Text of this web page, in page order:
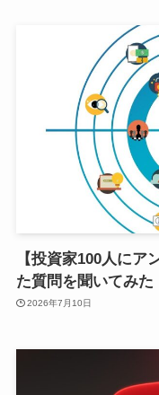
【投資家100人にア
た質問を聞いてみた
2026年7月10日